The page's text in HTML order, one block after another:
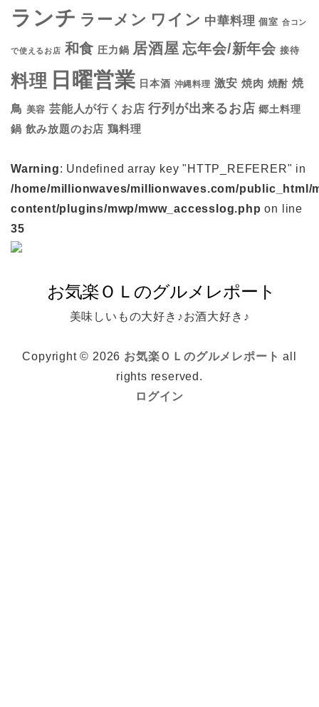
ランチ ラーメン ワイン 中華料理 個室 合コン
で使えるお店 和食 圧力鍋 居酒屋 忘年会/新年会 接待
料理 日曜営業 日本酒 沖縄料理 激安 焼肉 焼酎 焼
鳥 美容 芸能人が行くお店 行列が出来るお店 郷土料理
鍋 飲み放題のお店 鶏料理
Warning: Undefined array key "HTTP_REFERER" in
/home/millionwaves/millionwaves.com/public_html/
content/plugins/mwp/mww_accesslog.php on line
35
美味しいもの大好き♪お酒大好き♪
Copyright © 2026 お気楽ＯＬのグルメレポート all
rights reserved.
ログイン